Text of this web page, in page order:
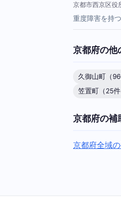
京都市西京区役
重度障害を持
京都府の他
久御山町（96
笠置町（25件
京都府の補
京都府全域